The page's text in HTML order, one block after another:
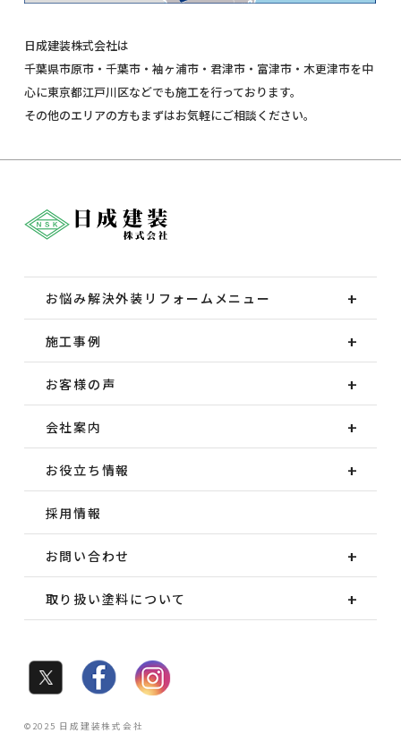
日成建装株式会社は
千葉県市原市・千葉市・袖ヶ浦市・君津市・富津市・木更津市を中
心に東京都江戸川区などでも施工を行っております。
その他のエリアの方もまずはお気軽にご相談ください。
お悩み解決外装 リフォームメニュー
施工事例
お客様の声
会社案内
お役立ち情報
採用情報
お問い合わせ
取り扱い塗料について
©2025 日成建装株式会社